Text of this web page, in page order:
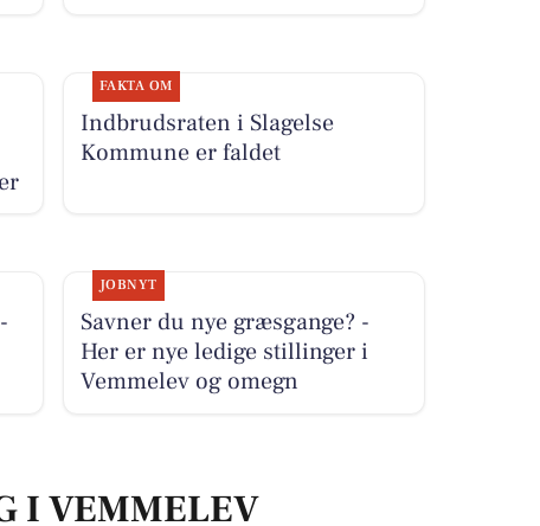
FAKTA OM
Indbrudsraten i Slagelse
Kommune er faldet
JOBNYT
Savner du nye græsgange? -
Her er nye ledige stillinger i
Vemmelev og omegn
I VEMMELEV